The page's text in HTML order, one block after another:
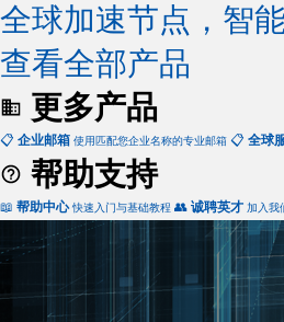
全球加速节点，智
查看全部产品
更多产品
📋 企业邮箱 使用匹配您企业名称的专业邮箱 📋 全球
帮助支持
📖 帮助中心 快速入门与基础教程 👥 诚聘英才 加入我